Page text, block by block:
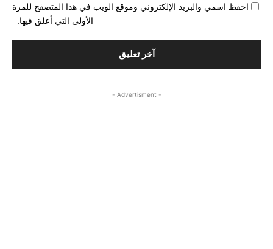
احفظ اسمي والبريد الإلكتروني وموقع الويب في هذا المتصفح للمرة
الأولى التي أعلق فيها.
- Advertisment -